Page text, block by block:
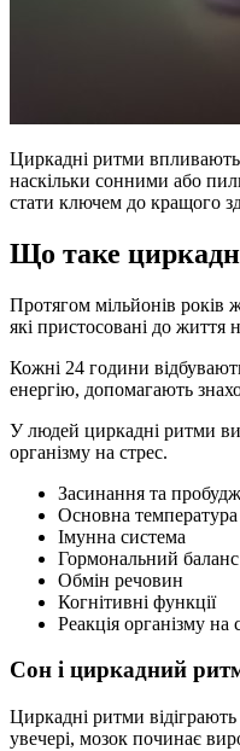
Циркадні ритми впливають
наскільки сонними або
стати ключем до кращого
Що таке
Протягом мільйонів
які пристосовані до життя
Кожні 24 години
енергію, допомагають
У людей циркадні ритми
організму на стрес.
Засинання та
Основна температура
Імунна система
Гормональний баланс
Обмін речовин
Когнітивні функції
Реакція організму на
Сон і циркадний
Циркадні ритми
увечері, мозок починає